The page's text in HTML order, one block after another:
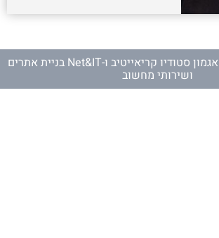
סטודיו קריאייטיב ו- Net&IT בניית אתרים
ושירותי מחשוב